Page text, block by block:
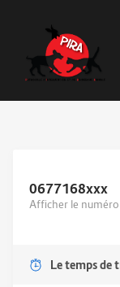
0677168xxx
Afficher le numéro
Le temps de